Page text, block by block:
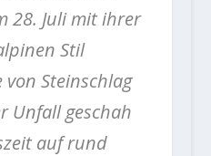
28. Juli mit ihrer
Stil
von Steinschlag
Unfall geschah
auf rund